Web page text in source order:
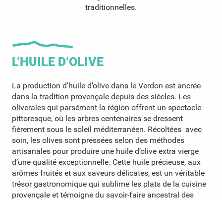
traditionnelles.
L’HUILE D’OLIVE
La production d’huile d’olive dans le Verdon est ancrée
dans la tradition provençale depuis des siècles. Les
oliveraies qui parsèment la région offrent un spectacle
pittoresque, où les arbres centenaires se dressent
fièrement sous le soleil méditerranéen. Récoltées avec
soin, les olives sont pressées selon des méthodes
artisanales pour produire une huile d’olive extra vierge
d’une qualité exceptionnelle. Cette huile précieuse, aux
arômes fruités et aux saveurs délicates, est un véritable
trésor gastronomique qui sublime les plats de la cuisine
provençale et témoigne du savoir-faire ancestral des